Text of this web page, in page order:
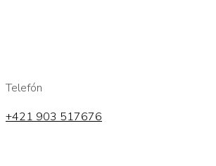
Telefón
+421 903 517676